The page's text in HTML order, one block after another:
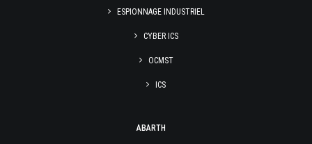
ESPIONNAGE INDUSTRIEL
CYBER ICS
OCMST
ICS
ABARTH